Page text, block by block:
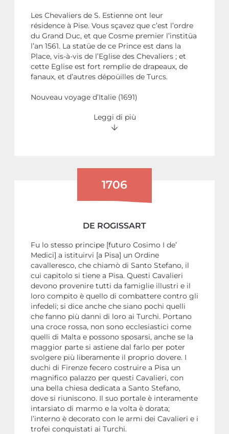
Les Chevaliers de S. Estienne ont leur
résidence à Pise. Vous sçavez que c’est l’ordre
du Grand Duc, et que Cosme premier l’institüa
l’an 1561. La statüe de ce Prince est dans la
Place, vis-à-vis de l’Eglise des Chevaliers ; et
cette Eglise est fort remplie de drapeaux, de
fanaux, et d’autres dépoüilles de Turcs.
Nouveau voyage d’Italie (1691)
Leggi di più
1706
DE ROGISSART
Fu lo stesso principe [futuro Cosimo I de’
Medici] a istituirvi [a Pisa] un Ordine
cavalleresco, che chiamò di Santo Stefano, il
cui capitolo si tiene a Pisa. Questi Cavalieri
devono provenire tutti da famiglie illustri e il
loro compito è quello di combattere contro gli
infedeli; si dice anche che siano pochi quelli
che fanno più danni di loro ai Turchi. Portano
una croce rossa, non sono ecclesiastici come
quelli di Malta e possono sposarsi, anche se la
maggior parte si astiene dal farlo per poter
svolgere più liberamente il proprio dovere. I
duchi di Firenze fecero costruire a Pisa un
magnifico palazzo per questi Cavalieri, con
una bella chiesa dedicata a Santo Stefano,
dove si riuniscono. Il suo portale è interamente
intarsiato di marmo e la volta è dorata;
l’interno è decorato con le armi dei Cavalieri e i
trofei conquistati ai Turchi.